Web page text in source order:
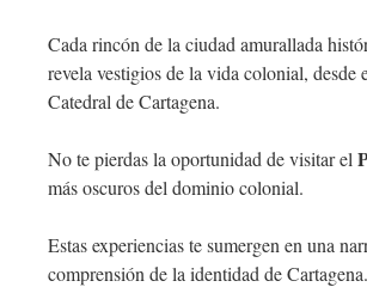
Cada rincón de la ciudad amurallada
revela vestigios de la vida colonial, desde
Catedral de Cartagena.
No te pierdas la oportunidad de visitar el
más oscuros del dominio colonial.
Estas experiencias te sumergen en una
comprensión de la identidad de